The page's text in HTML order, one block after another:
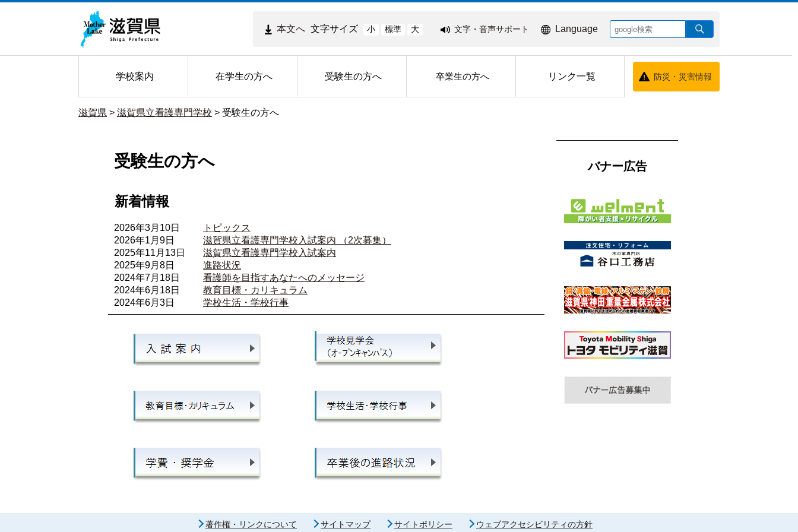
本文へ 文字サイズ 小 標準 大 文字・音声サポート Language
学校案内 在学生の方へ 受験生の方へ 卒業生の方へ リンク一覧 防災・災害情報
滋賀県 > 滋賀県立看護専門学校 > 受験生の方へ
受験生の方へ
新着情報
2026年3月10日
トピックス
2026年1月9日
滋賀県立看護専門学校入試案内 （2次募集）
2025年11月13日
滋賀県立看護専門学校入試案内
2025年9月8日
進路状況
2024年7月18日
看護師を目指すあなたへのメッセージ
2024年6月18日
教育目標・カリキュラム
2024年6月3日
学校生活・学校行事
バナー広告
著作権・リンクについて サイトマップ サイトポリシー ウェブアクセシビリティの方針